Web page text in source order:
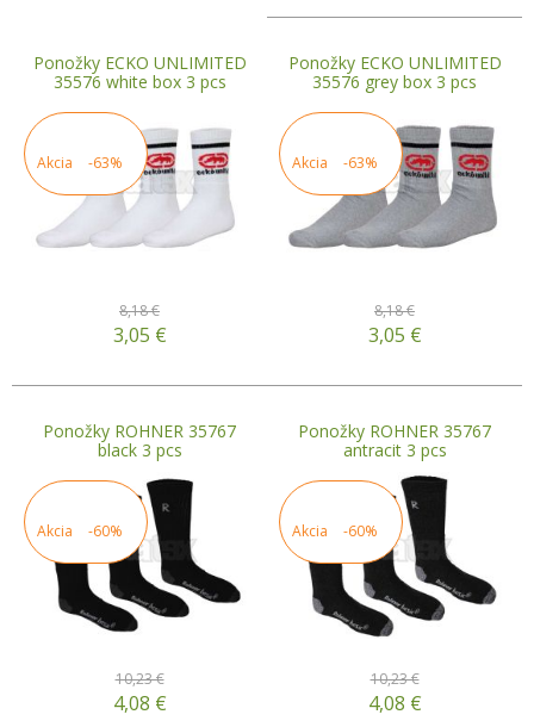
Ponožky ECKO UNLIMITED
35576 white box 3 pcs
Akcia -63%
8,18 €
3,05 €
Ponožky ECKO UNLIMITED
35576 grey box 3 pcs
Akcia -63%
8,18 €
3,05 €
Ponožky ROHNER 35767
black 3 pcs
Akcia -60%
10,23 €
4,08 €
Ponožky ROHNER 35767
antracit 3 pcs
Akcia -60%
10,23 €
4,08 €